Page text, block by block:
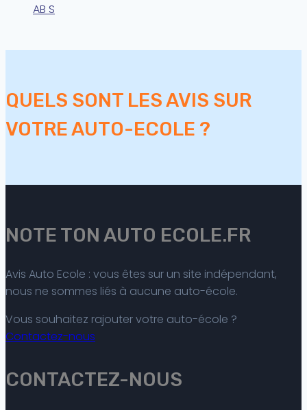
AB S
QUELS SONT LES AVIS SUR
VOTRE AUTO-ECOLE ?
NOTE TON AUTO ECOLE.FR
Avis Auto Ecole : vous êtes sur un site indépendant,
nous ne sommes liés à aucune auto-école.
Vous souhaitez rajouter votre auto-école ?
Contactez-nous
CONTACTEZ-NOUS